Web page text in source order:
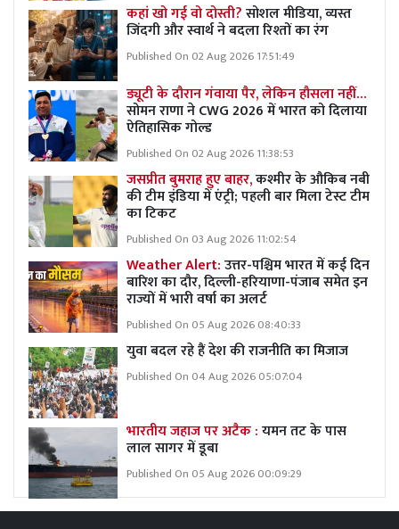
कहां खो गई वो दोस्ती?सोशल मीडिया, व्यस्त
जिंदगी और स्वार्थ ने बदला रिश्तों का रंग
Published On 02 Aug 2026 17:51:49
ड्यूटी के दौरान गंवाया पैर, लेकिन हौसला नहीं…
सोमन राणा ने CWG 2026 में भारत को दिलाया
ऐतिहासिक गोल्ड
Published On 02 Aug 2026 11:38:53
जसप्रीत बुमराह हुए बाहर,कश्मीर के औकिब नबी
की टीम इंडिया में एंट्री; पहली बार मिला टेस्ट टीम
का टिकट
Published On 03 Aug 2026 11:02:54
Weather Alert:उत्तर-पश्चिम भारत में कई दिन
बारिश का दौर, दिल्ली-हरियाणा-पंजाब समेत इन
राज्यों में भारी वर्षा का अलर्ट
Published On 05 Aug 2026 08:40:33
युवा बदल रहे हैं देश की राजनीति का मिजाज
Published On 04 Aug 2026 05:07:04
भारतीय जहाज पर अटैक :यमन तट के पास
लाल सागर में डूबा
Published On 05 Aug 2026 00:09:29